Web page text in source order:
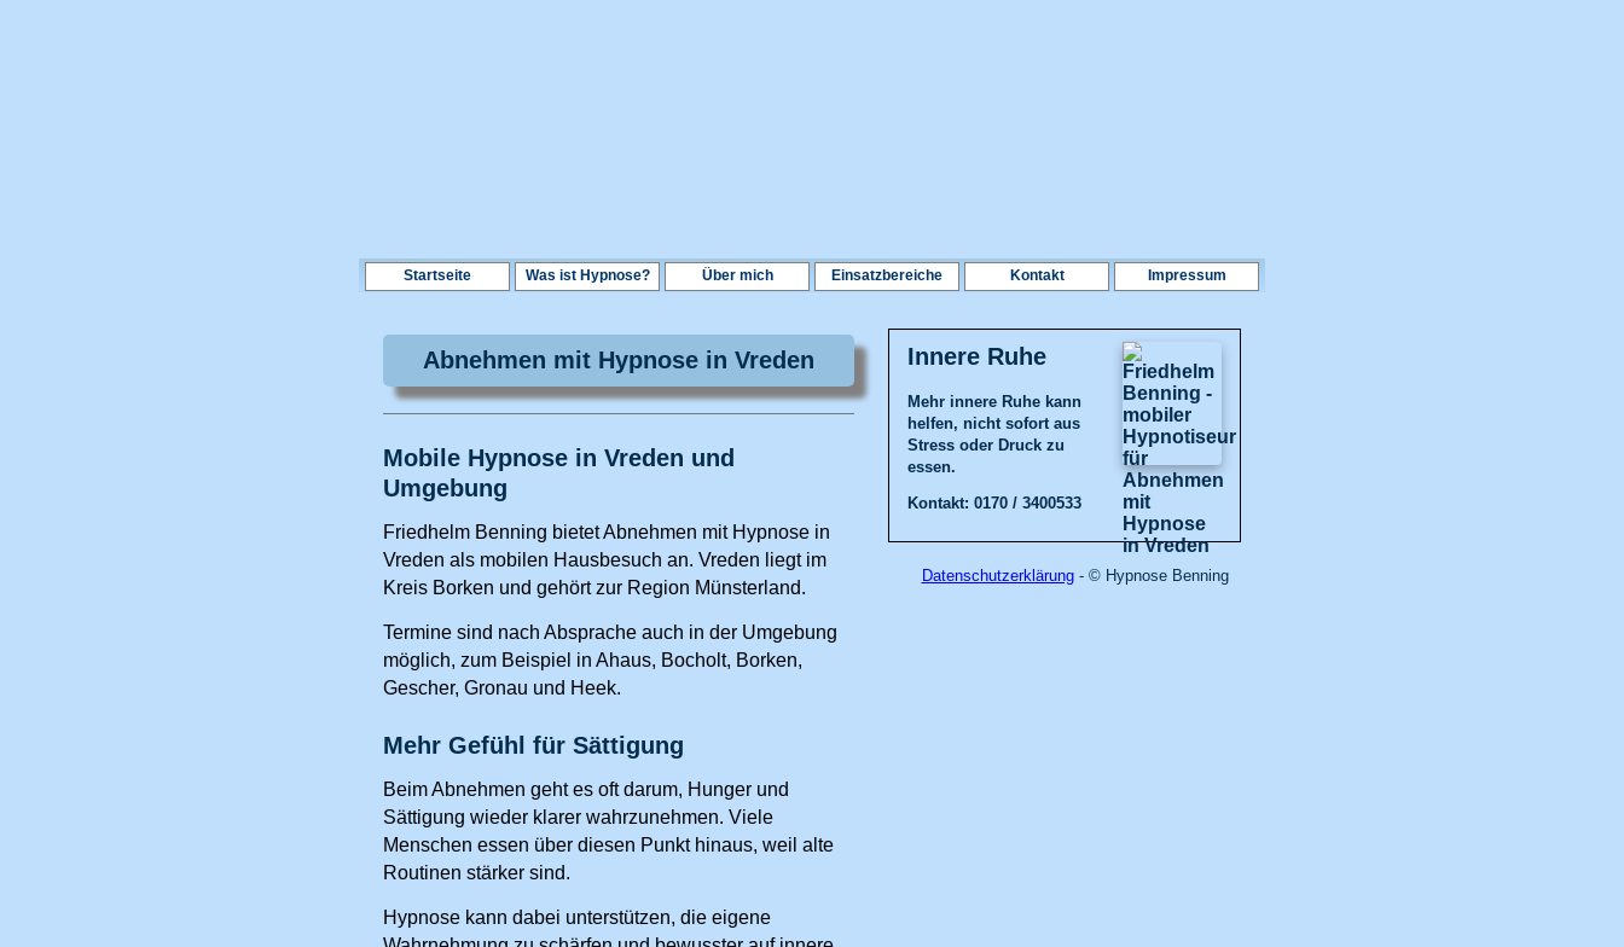
Startseite Was ist Hypnose? Über mich Einsatzbereiche Kontakt Impressum
Abnehmen mit Hypnose in Vreden
Mobile Hypnose in Vreden und
Umgebung
Friedhelm Benning bietet Abnehmen mit Hypnose in
Vreden als mobilen Hausbesuch an. Vreden liegt im
Kreis Borken und gehört zur Region Münsterland.
Termine sind nach Absprache auch in der Umgebung
möglich, zum Beispiel in Ahaus, Bocholt, Borken,
Gescher, Gronau und Heek.
Mehr Gefühl für Sättigung
Beim Abnehmen geht es oft darum, Hunger und
Sättigung wieder klarer wahrzunehmen. Viele
Menschen essen über diesen Punkt hinaus, weil alte
Routinen stärker sind.
Hypnose kann dabei unterstützen, die eigene
Innere Ruhe
Mehr innere Ruhe kann
helfen, nicht sofort aus
Stress oder Druck zu
essen.
Kontakt: 0170 / 3400533
Datenschutzerklärung- © Hypnose Benning